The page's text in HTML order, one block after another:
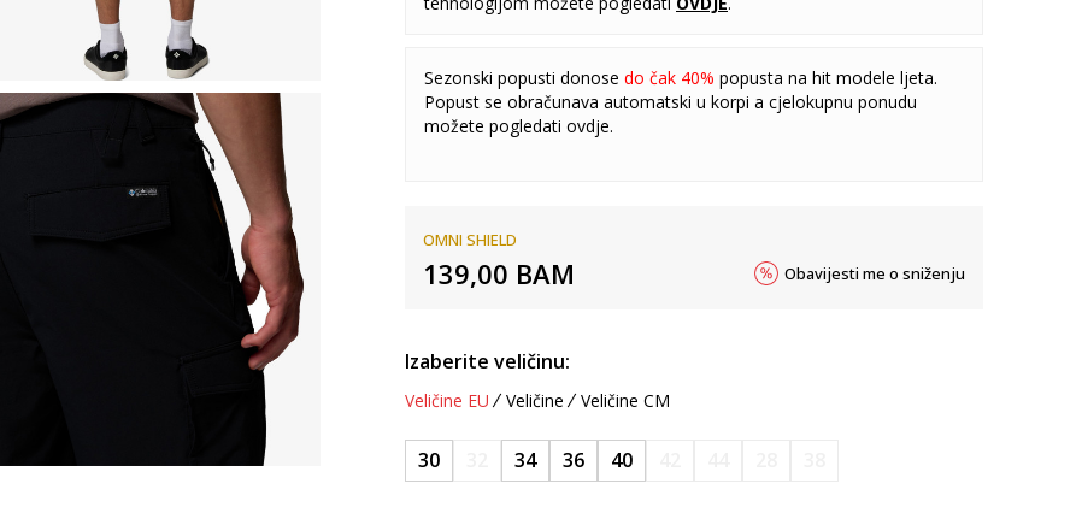
Sezonski popusti donose do čak 40% popusta na hit modele ljeta.
Popust se obračunava automatski u korpi a cjelokupnu ponudu
možete pogledati ovdje.
OMNI SHIELD
139,00 BAM Obavijesti me o sniženju
Izaberite veličinu:
Veličine EU Veličine Veličine CM
30 34 36 40